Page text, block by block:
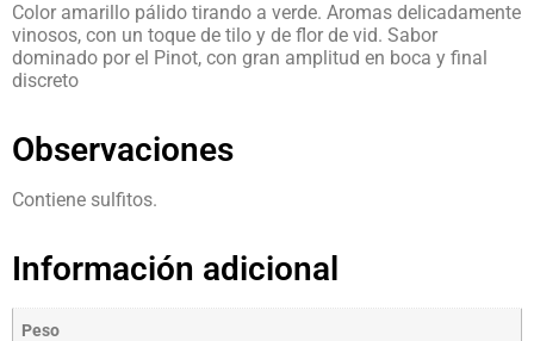
Color amarillo pálido tirando a verde. Aromas delicadamente
vinosos, con un toque de tilo y de flor de vid. Sabor
dominado por el Pinot, con gran amplitud en boca y final
discreto
Observaciones
Contiene sulfitos.
Información adicional
Peso